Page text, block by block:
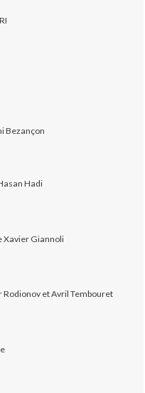
Bezançon
Hadi
Xavier Giannoli
Rodionov et Avril Tembouret